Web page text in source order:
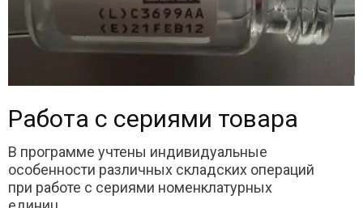
Работа с сериями товара
В программе учтены индивидуальные
особенности различных складских операций
при работе с сериями номенклатурных